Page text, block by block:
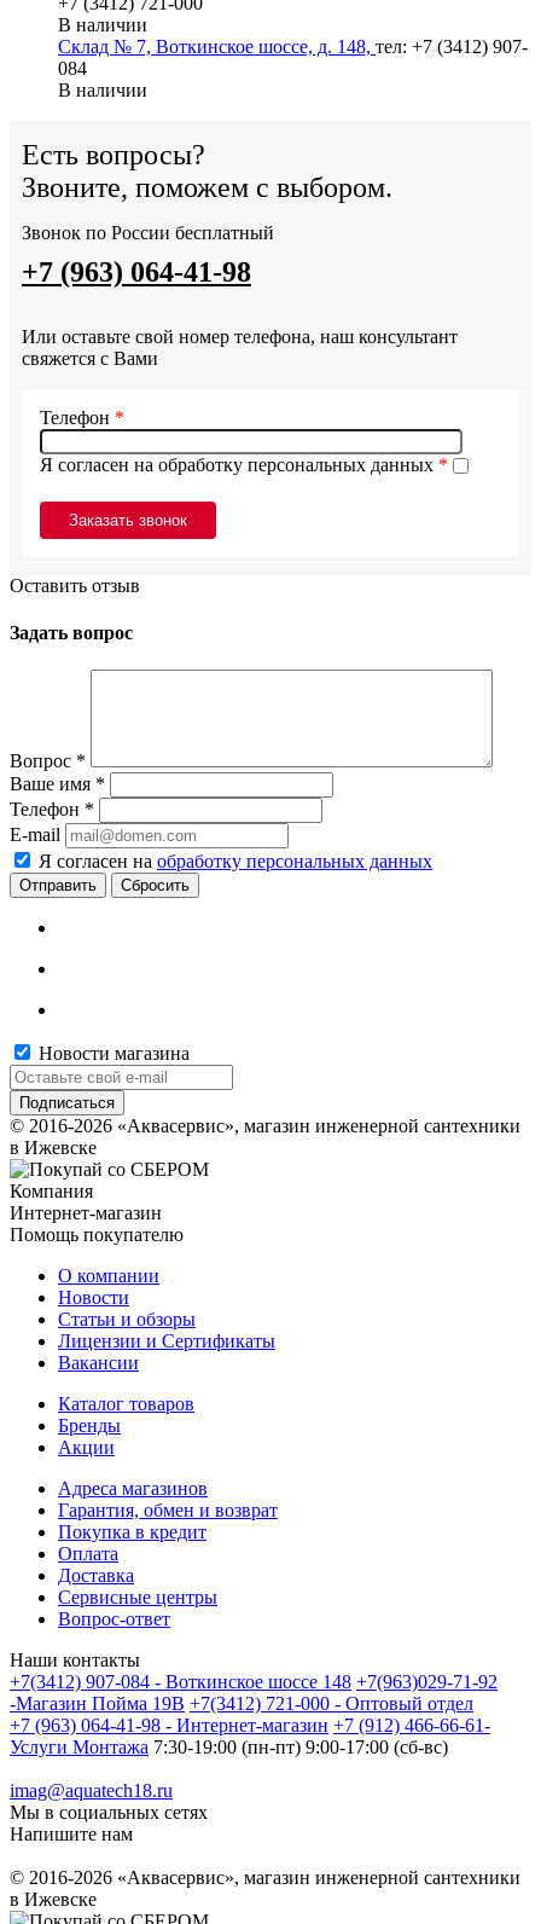
В наличии
Склад № 7, Воткинское шоссе, д. 148, тел: +7 (3412) 907-
084
В наличии
Есть вопросы?
Звоните, поможем с выбором.
Звонок по России бесплатный
+7 (963) 064-41-98
Или оставьте свой номер телефона, наш консультант
свяжется с Вами
Я согласен на обработку персональных данных *
Телефон *
Оставить отзыв
Задать вопрос
Вопрос *
Ваше имя *
Телефон *
E-mail
Я согласен на обработку персональных данных
Сбросить
Новости магазина
© 2016-2026 «Аквасервис», магазин инженерной сантехники
в Ижевске
Компания
Интернет-магазин
Помощь покупателю
О компании
Новости
Статьи и обзоры
Лицензии и Сертификаты
Вакансии
Каталог товаров
Бренды
Акции
Адреса магазинов
Гарантия, обмен и возврат
Покупка в кредит
Оплата
Доставка
Сервисные центры
Вопрос-ответ
Наши контакты
+7(3412) 907-084 - Воткинское шоссе 148 +7(963)029-71-92
-Магазин Пойма 19В +7(3412) 721-000 - Оптовый отдел
+7 (963) 064-41-98 - Интернет-магазин +7 (912) 466-66-61-
Услуги Монтажа 7:30-19:00 (пн-пт) 9:00-17:00 (сб-вс)
imag@aquatech18.ru
Мы в социальных сетях
Напишите нам
© 2016-2026 «Аквасервис», магазин инженерной сантехники
в Ижевске